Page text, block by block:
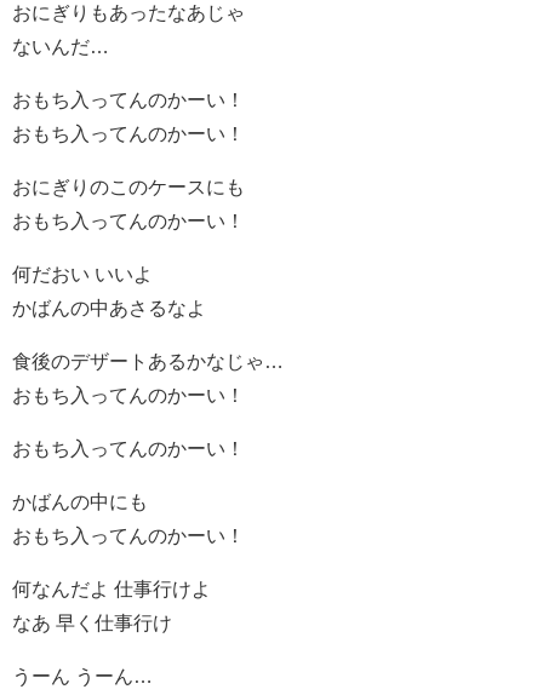
おにぎりもあったなあじゃ
ないんだ…
おもち入ってんのかーい！
おもち入ってんのかーい！
おにぎりのこのケースにも
おもち入ってんのかーい！
何だおい いいよ
かばんの中あさるなよ
食後のデザートあるかなじゃ…
おもち入ってんのかーい！
おもち入ってんのかーい！
かばんの中にも
おもち入ってんのかーい！
何なんだよ 仕事行けよ
なあ 早く仕事行け
うーん うーん…